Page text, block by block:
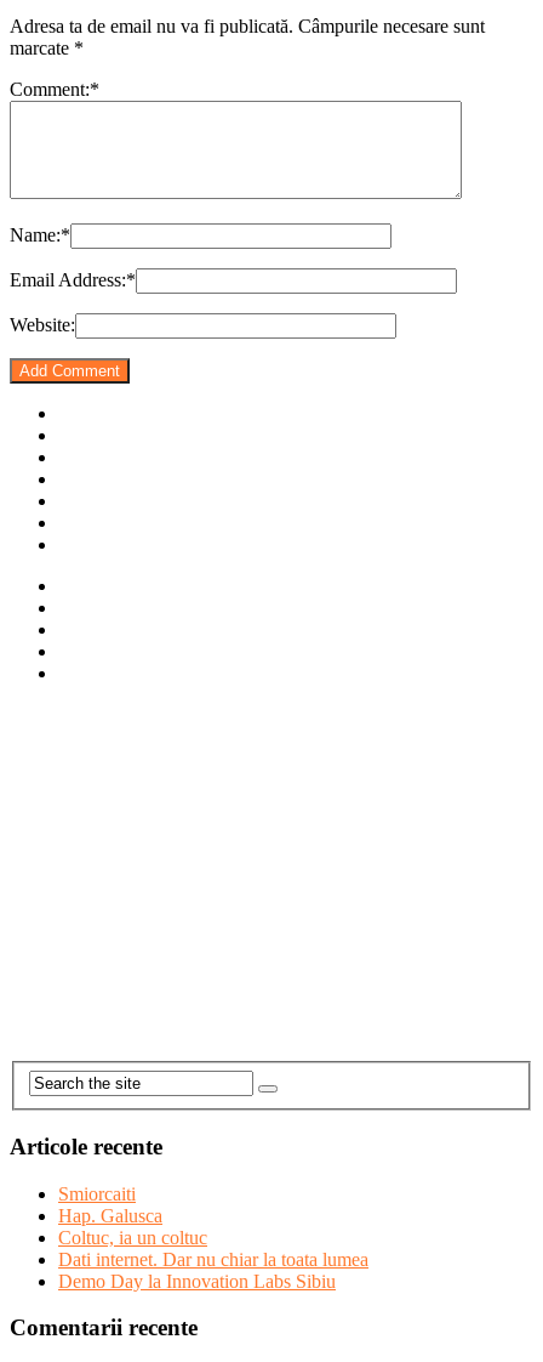
Adresa ta de email nu va fi publicată. Câmpurile necesare sunt
marcate *
Comment:*
Name:*
Email Address:*
Website:
Articole recente
Smiorcaiti
Hap. Galusca
Coltuc, ia un coltuc
Dati internet. Dar nu chiar la toata lumea
Demo Day la Innovation Labs Sibiu
Comentarii recente